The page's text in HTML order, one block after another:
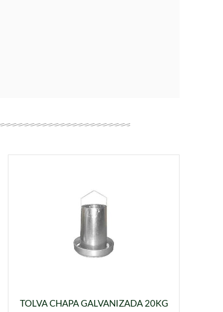
TOLVA CHAPA GALVANIZADA 20KG